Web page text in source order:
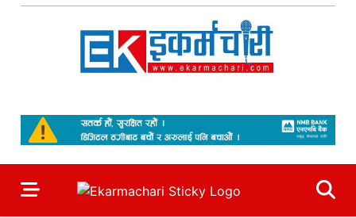
Skip